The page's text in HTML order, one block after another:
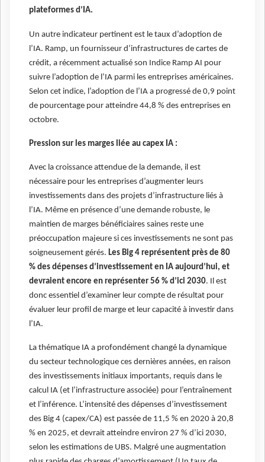
plateformes d’IA.
Un autre indicateur pertinent est le taux d’adoption de
l’IA. Ramp, un fournisseur d’infrastructures de cartes de
crédit, a récemment actualisé son Indice Ramp AI pour
suivre l’adoption de l’IA parmi les entreprises américaines.
Selon cet indice, l’adoption de l’IA a progressé de 0,9 point
de pourcentage pour atteindre 44,8 % des entreprises en
octobre.
Pression sur les marges liée au capex IA :
Avec la croissance attendue de la demande, il est
nécessaire pour les entreprises d’augmenter leurs
investissements dans des projets d’infrastructure liés à
l’IA. Même en présence d’une demande robuste, le
maintien de marges bénéficiaires saines reste une
préoccupation majeure si ces investissements ne sont pas
soigneusement gérés. Les Big 4 représentent près de 80
% des dépenses d’investissement en IA aujourd’hui, et
devraient encore en représenter 56 % d’ici 2030. Il est
donc essentiel d’examiner leur compte de résultat pour
évaluer leur profil de marge et leur capacité à investir dans
l’IA.
La thématique IA a profondément changé la dynamique
du secteur technologique ces dernières années, en raison
des investissements initiaux importants, requis dans le
calcul IA (et l’infrastructure associée) pour l’entraînement
et l’inférence. L’intensité des dépenses d’investissement
des Big 4 (capex/CA) est passée de 11,5 % en 2020 à 20,8
% en 2025, et devrait atteindre environ 27 % d’ici 2030,
selon les estimations de UBS. Malgré une augmentation